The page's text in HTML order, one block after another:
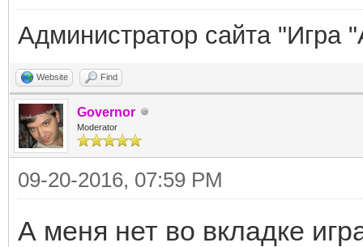
Администратор сайта "Игра
Website Find
Governor
Moderator
09-20-2016, 07:59 PM
А меня нет во вкладке